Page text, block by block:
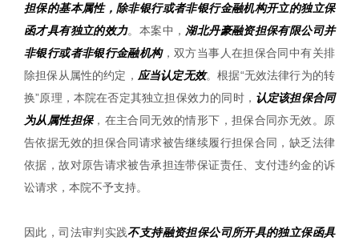
担保的基本属性，除非银行或者非银行金融机构开立的独立保
函才具有独立的效力。本案中， 湖北丹豪融资担保有限公司并
非银行或者非银行金融机构，双方当事人在担保合同中有关排
除担保从属性的约定， 应当认定无效。根据“无效法律行为的转
换”原理，本院在否定其独立担保效力的同时， 认定该担保合同
为从属性担保，在主合同无效的情形下，担保合同亦无效。原
告依据无效的担保合同请求被告继续履行担保合同，缺乏法律
依据，故对原告请求被告承担连带保证责任、支付违约金的诉
讼请求，本院不予支持。
因此，司法审判实践不支持融资担保公司所开具的独立保函具